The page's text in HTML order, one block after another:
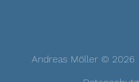
Andreas Möller © 2026